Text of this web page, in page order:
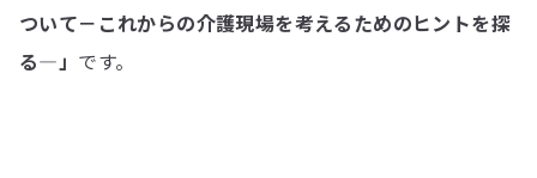
ついて－これからの介護現場を考えるためのヒントを探
る―」 です。